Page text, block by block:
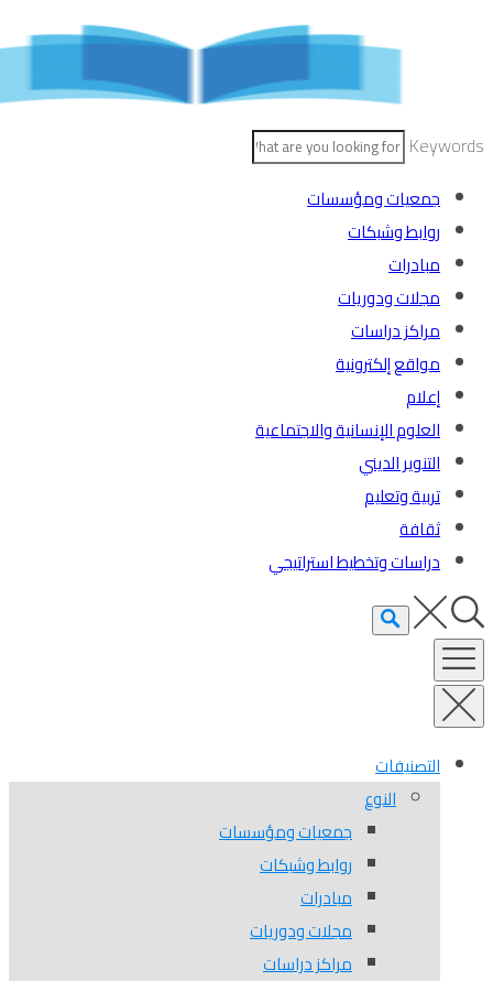
Keywords
جمعيات ومؤسسات
روابط وشبكات
مبادرات
مجلات ودوريات
مراكز دراسات
مواقع إلكترونية
إعلام
العلوم الإنسانية والاجتماعية
التنوير الديني
تربية وتعليم
ثقافة
دراسات وتخطيط استراتيجي
التصنيفات
النوع
جمعيات ومؤسسات
روابط وشبكات
مبادرات
مجلات ودوريات
مراكز دراسات